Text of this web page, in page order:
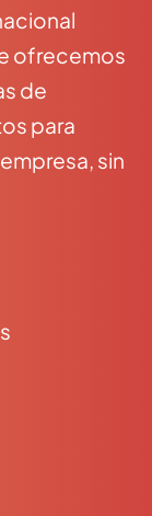
ofrecemos
de
para
sin